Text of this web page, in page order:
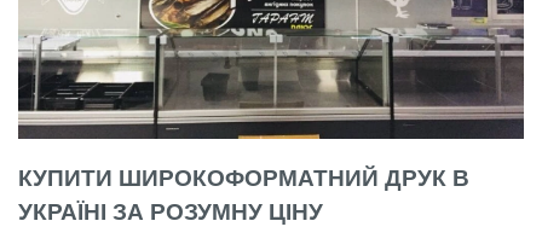
КУПИТИ ШИРОКОФОРМАТНИЙ ДРУК В
УКРАЇНІ ЗА РОЗУМНУ ЦІНУ